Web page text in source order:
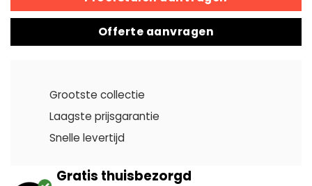
Offerte aanvragen
Grootste collectie
Laagste prijsgarantie
Snelle levertijd
Gratis thuisbezorgd